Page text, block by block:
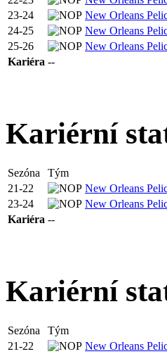
23-24
New Orleans
24-25
New Orleans
25-26
New Orleans
Kariéra --
Kariérní
Sezóna Tým
21-22
New Orleans
23-24
New Orleans
Kariéra --
Kariérní
Sezóna Tým
21-22
New Orleans